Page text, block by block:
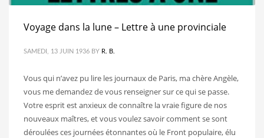
Voyage dans la lune – Lettre à une provinciale
SAMEDI, 13 JUIN 1936 BY R. B.
Vous qui n’avez pu lire les journaux de Paris, ma chère Angèle,
vous me demandez de vous renseigner sur ce qui se passe.
Votre esprit est anxieux de connaître la vraie figure de nos
nouveaux maîtres, et vous voulez savoir comment se sont
déroulées ces journées étonnantes où le Front populaire, élu